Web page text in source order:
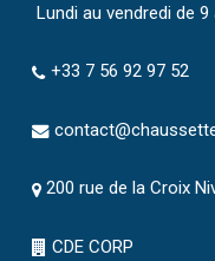
Lundi au vendredi de
+33 7 56 92 97 52
200 rue de la Croix
CDE CORP